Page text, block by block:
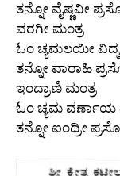
ತನ್ನೋ ವೈಷ್ಣವೀ
ವರಗೀ ಮಂತ್ರ
ಓಂ ಚ್ಯಮಲಯೀ
ತನ್ನೋ ವಾರಾಹಿ
ಇಂದ್ರಾಣಿ ಮಂತ್ರ
ಓಂ ಚ್ಯಮ ವರ್ಣಾಯ
ತನ್ನೋ ಐಂದ್ರೀ